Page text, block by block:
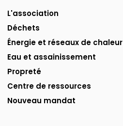
L'association
Déchets
Énergie et réseaux de chaleur
Eau et assainissement
Propreté
Centre de ressources
Nouveau mandat